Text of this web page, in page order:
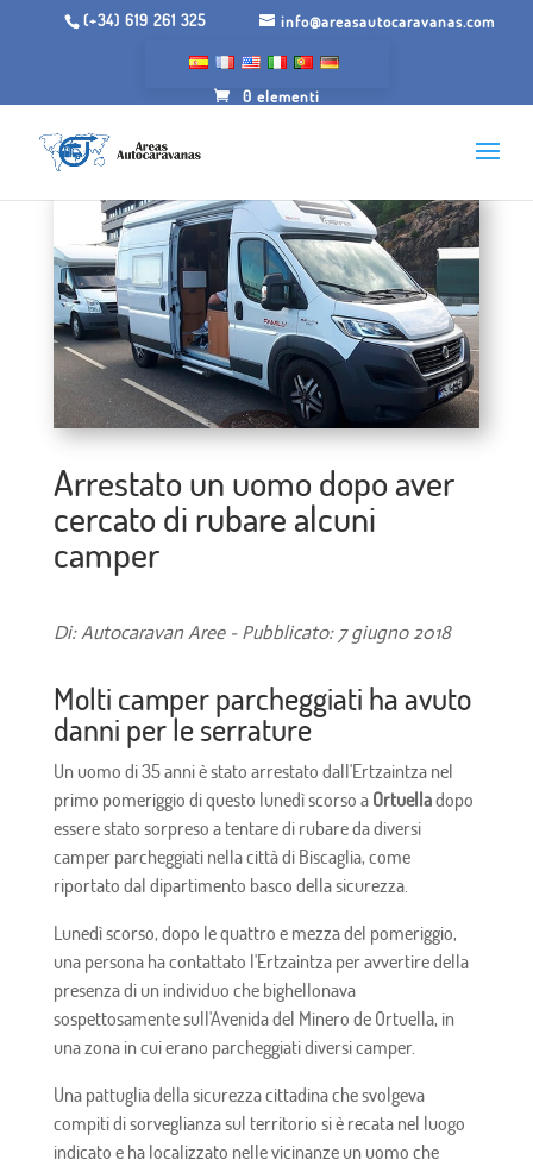
(+34) 619 261 325 info@areasautocaravanas.com
0 elementi
Arrestato un uomo dopo aver
cercato di rubare alcuni
camper
Di: Autocaravan Aree - Pubblicato: 7 giugno 2018
Molti camper parcheggiati ha avuto
danni per le serrature
Un uomo di 35 anni è stato arrestato dall'Ertzaintza nel
primo pomeriggio di questo lunedì scorso a Ortuelladopo
essere stato sorpreso a tentare di rubare da diversi
camper parcheggiati nella città di Biscaglia, come
riportato dal dipartimento basco della sicurezza.
Lunedì scorso, dopo le quattro e mezza del pomeriggio,
una persona ha contattato l'Ertzaintza per avvertire della
presenza di un individuo che bighellonava
sospettosamente sull'Avenida del Minero de Ortuella, in
una zona in cui erano parcheggiati diversi camper.
Una pattuglia della sicurezza cittadina che svolgeva
compiti di sorveglianza sul territorio si è recata nel luogo
indicato e ha localizzato nelle vicinanze un uomo che